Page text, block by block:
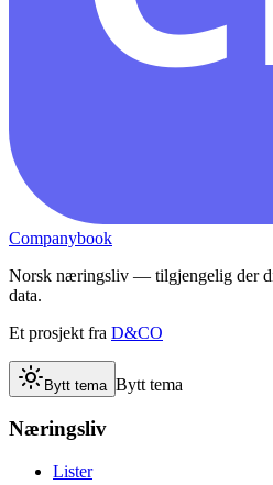
Companybook
Norsk næringsliv — tilgjengelig der
data.
Et prosjekt fra D&CO
Bytt tema Bytt tema
Næringsliv
Lister